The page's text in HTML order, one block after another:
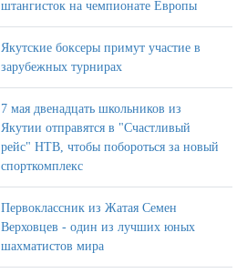
штангисток на чемпионате Европы
Якутские боксеры примут участие в
зарубежных турнирах
7 мая двенадцать школьников из
Якутии отправятся в "Счастливый
рейс" НТВ, чтобы побороться за новый
спорткомплекс
Первоклассник из Жатая Семен
Верховцев - один из лучших юных
шахматистов мира